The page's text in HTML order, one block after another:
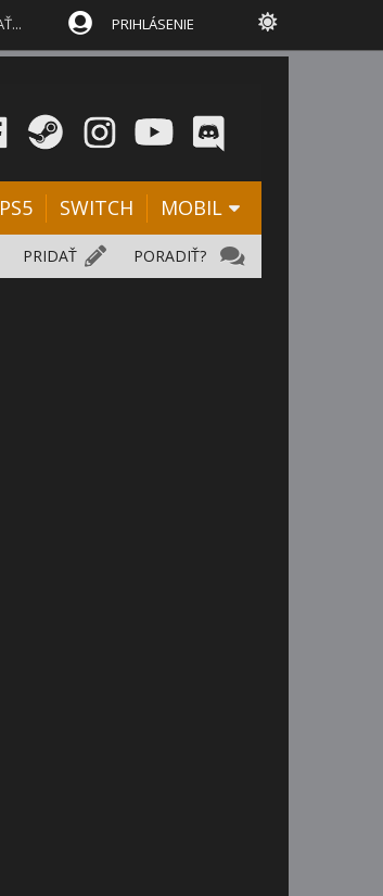
PRIHLÁSENIE
PS5 SWITCH MOBIL
PORADIŤ?
PRIDAŤ